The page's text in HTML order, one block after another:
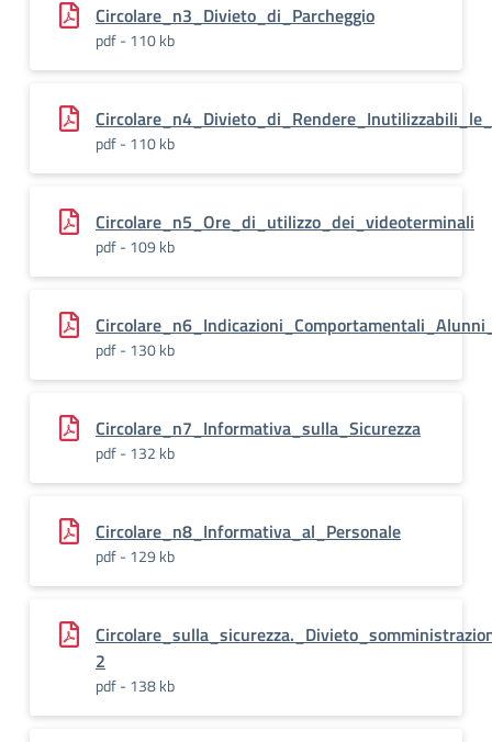
Circolare_n3_Divieto_di_Parcheggio
pdf - 110 kb
pdf - 110 kb
Circolare_n5_Ore_di_utilizzo_dei_videoterminali
pdf - 109 kb
pdf - 130 kb
Circolare_n7_Informativa_sulla_Sicurezza
pdf - 132 kb
Circolare_n8_Informativa_al_Personale
pdf - 129 kb
2
pdf - 138 kb